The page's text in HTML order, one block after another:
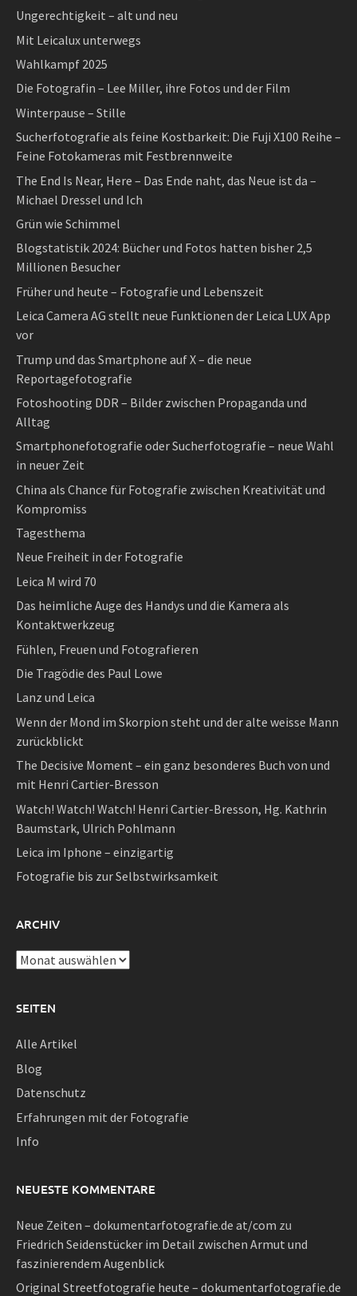
Ungerechtigkeit – alt und neu
Mit Leicalux unterwegs
Wahlkampf 2025
Die Fotografin – Lee Miller, ihre Fotos und der Film
Winterpause – Stille
Sucherfotografie als feine Kostbarkeit: Die Fuji X100 Reihe –
Feine Fotokameras mit Festbrennweite
The End Is Near, Here – Das Ende naht, das Neue ist da –
Michael Dressel und Ich
Grün wie Schimmel
Blogstatistik 2024: Bücher und Fotos hatten bisher 2,5
Millionen Besucher
Früher und heute – Fotografie und Lebenszeit
Leica Camera AG stellt neue Funktionen der Leica LUX App
vor
Trump und das Smartphone auf X – die neue
Reportagefotografie
Fotoshooting DDR – Bilder zwischen Propaganda und
Alltag
Smartphonefotografie oder Sucherfotografie – neue Wahl
in neuer Zeit
China als Chance für Fotografie zwischen Kreativität und
Kompromiss
Tagesthema
Neue Freiheit in der Fotografie
Leica M wird 70
Das heimliche Auge des Handys und die Kamera als
Kontaktwerkzeug
Fühlen, Freuen und Fotografieren
Die Tragödie des Paul Lowe
Lanz und Leica
Wenn der Mond im Skorpion steht und der alte weisse Mann
zurückblickt
The Decisive Moment – ein ganz besonderes Buch von und
mit Henri Cartier-Bresson
Watch! Watch! Watch! Henri Cartier-Bresson, Hg. Kathrin
Baumstark, Ulrich Pohlmann
Leica im Iphone – einzigartig
Fotografie bis zur Selbstwirksamkeit
ARCHIV
Archiv
SEITEN
Alle Artikel
Blog
Datenschutz
Erfahrungen mit der Fotografie
Info
NEUESTE KOMMENTARE
Neue Zeiten – dokumentarfotografie.de at/com zu
Friedrich Seidenstücker im Detail zwischen Armut und
faszinierendem Augenblick
Original Streetfotografie heute – dokumentarfotografie.de